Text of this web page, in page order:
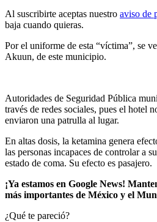
Al suscribirte aceptas nuestro aviso de
baja cuando quieras.
Por el uniforme de esta “víctima”, se
Akuun, de este municipio.
Autoridades de Seguridad Pública
través de redes sociales, pues el hotel
enviaron una patrulla al lugar.
En altas dosis, la ketamina genera
las personas incapaces de controlar a
estado de coma. Su efecto es pasajero.
¡Ya estamos en Google News!
más importantes de México y el
¿Qué te pareció?